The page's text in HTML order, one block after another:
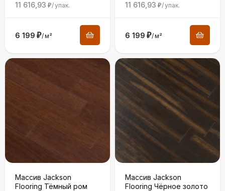
11 616,93 ₽/упак.
6 199 ₽/м²
11 616,93 ₽/упак.
6 199 ₽/м²
Массив Jackson
Flooring Тёмный ром
Массив Jackson
Flooring Чёрное золото